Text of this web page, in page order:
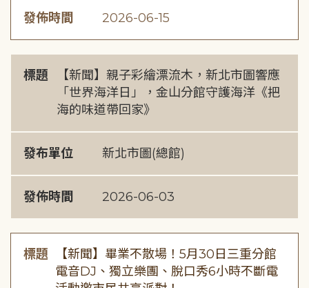
發佈時間 2026-06-15
標題
【新聞】親子彩繪漂流木，新北市圖響應
「世界海洋日」，金山分館守護海洋《把
海的味道帶回家》
發布單位 新北市圖(總館)
發佈時間 2026-06-03
標題
【新聞】畢業不散場！5月30日三重分館
電音DJ、獨立樂團、脫口秀6小時不斷電